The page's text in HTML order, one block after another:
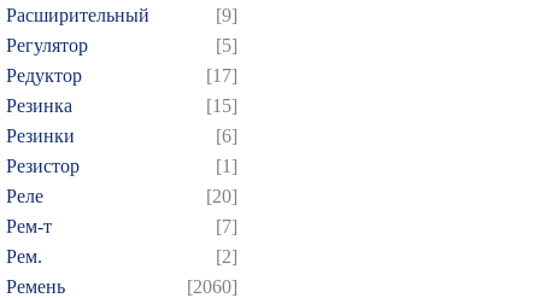
Расширительный
[9]
Регулятор
[5]
Редуктор
[17]
Резинка
[15]
Резинки
[6]
Резистор
[1]
Реле
[20]
Рем-т
[7]
Рем.
[2]
Ремень
[2060]